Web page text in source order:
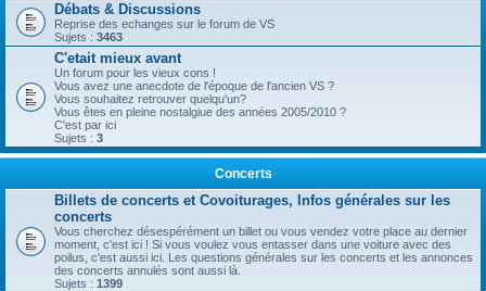
Débats & Discussions
Reprise des echanges sur le forum de VS
Sujets : 3463
C'etait mieux avant
Un forum pour les vieux cons !
Vous avez une anecdote de l'époque de l'ancien VS ?
Vous souhaitez retrouver quelqu'un?
Vous êtes en pleine nostalgiue des années 2005/2010 ?
C'est par ici
Sujets : 3
Concerts
Billets de concerts et Covoiturages, Infos générales sur les
concerts
Vous cherchez désespérément un billet ou vous vendez votre place au dernier
moment, c'est ici ! Si vous voulez vous entasser dans une voiture avec des
poilus, c'est aussi ici. Les questions générales sur les concerts et les annonces
des concerts annulés sont aussi là.
Sujets : 1399